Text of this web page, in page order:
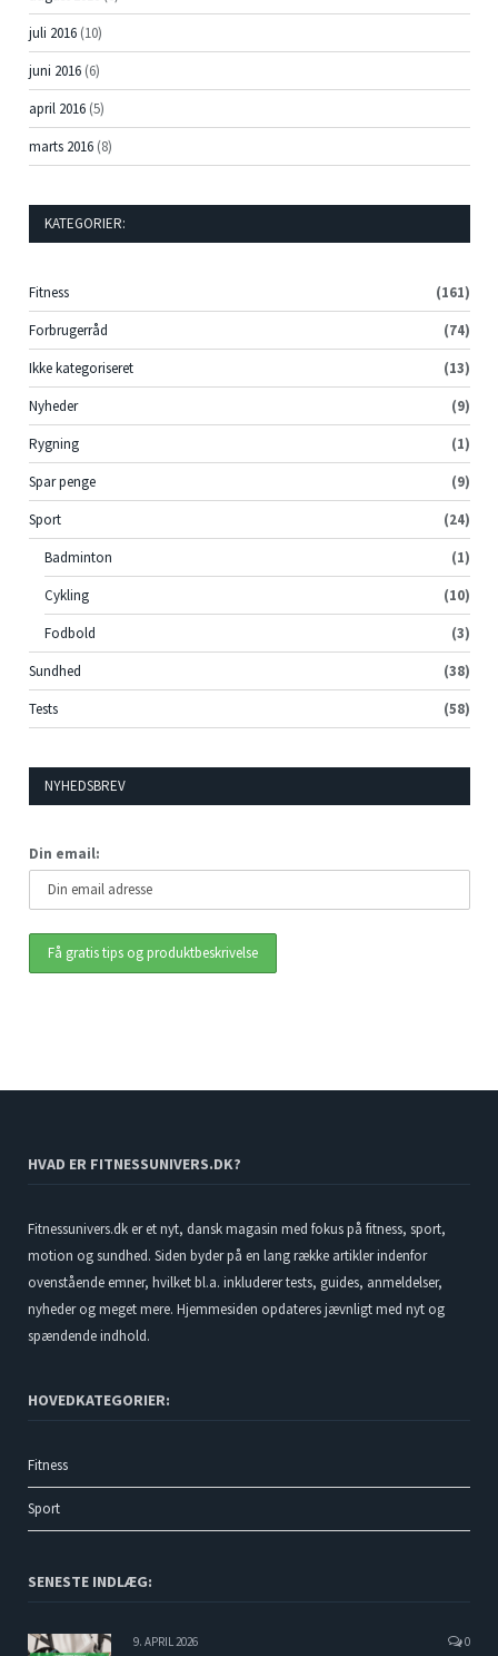
juli 2016 (10)
juni 2016 (6)
april 2016 (5)
marts 2016 (8)
KATEGORIER:
Fitness
(161)
Forbrugerråd
(74)
Ikke kategoriseret
(13)
Nyheder
(9)
Rygning
(1)
Spar penge
(9)
Sport
(24)
Badminton
(1)
Cykling
(10)
Fodbold
(3)
Sundhed
(38)
Tests
(58)
NYHEDSBREV
Din email:
HVAD ER FITNESSUNIVERS.DK?
Fitnessunivers.dk er et nyt, dansk magasin med fokus på fitness, sport,
motion og sundhed. Siden byder på en lang række artikler indenfor
ovenstående emner, hvilket bl.a. inkluderer tests, guides, anmeldelser,
nyheder og meget mere. Hjemmesiden opdateres jævnligt med nyt og
spændende indhold.
HOVEDKATEGORIER:
Fitness
Sport
SENESTE INDLÆG:
9. APRIL 2026 0